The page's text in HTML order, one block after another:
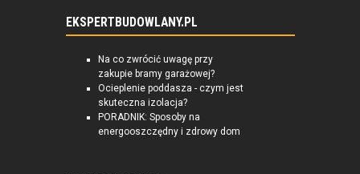
EKSPERTBUDOWLANY.PL
Na co zwrócić uwagę przy
zakupie bramy garażowej?
Ocieplenie poddasza - czym jest
skuteczna izolacja?
PORADNIK: Sposoby na
energooszczędny i zdrowy dom